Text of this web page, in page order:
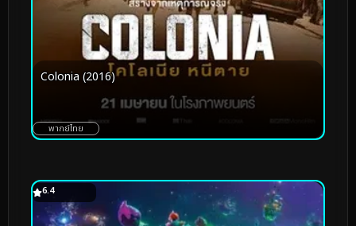
Colonia (2016)
พากย์ไทย
6.4